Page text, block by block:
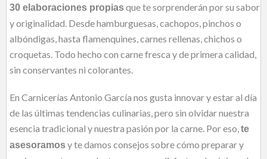
30 elaboraciones propiasque te sorprenderán por su sabor
y originalidad. Desde hamburguesas, cachopos, pinchos o
albóndigas, hasta flamenquines, carnes rellenas, chichos o
croquetas. Todo hecho con carne fresca y de primera calidad,
sin conservantes ni colorantes.
En Carnicerías Antonio García nos gusta innovar y estar al día
de las últimas tendencias culinarias, pero sin olvidar nuestra
esencia tradicional y nuestra pasión por la carne. Por eso, te
asesoramosy te damos consejos sobre cómo preparar y